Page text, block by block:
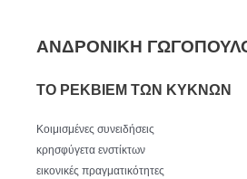
ΑΝΔΡΟΝΙΚΗ
ΤΟ ΡΕΚΒΙΕΜ ΤΩΝ ΚΥΚΝΩΝ
Κοιμισμένες συνειδήσεις
κρησφύγετα ενστίκτων
εικονικές πραγματικότητες